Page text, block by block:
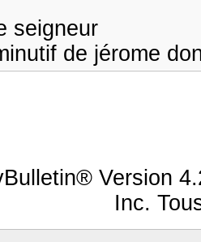
seigneur
de jérome
Version
Inc.